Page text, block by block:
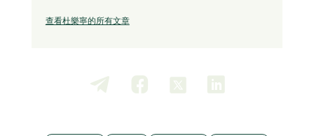
查看杜樂寧的所有文章